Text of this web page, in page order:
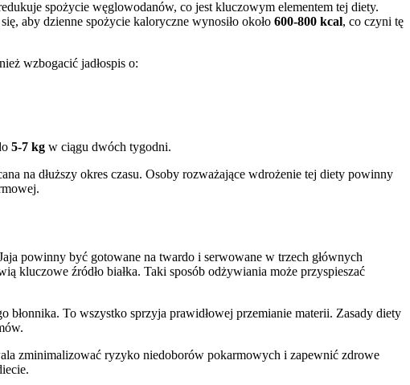
spożycie węglowodanów, co jest kluczowym elementem tej diety.
aby dzienne spożycie kaloryczne wynosiło około 600-800 kcal, co czyni tę
wzbogacić jadłospis o:
5-7 kg w ciągu dwóch tygodni.
na dłuższy okres czasu. Osoby rozważające wdrożenie tej diety powinny
powinny być gotowane na twardo i serwowane w trzech głównych
kluczowe źródło białka. Taki sposób odżywiania może przyspieszać
To wszystko sprzyja prawidłowej przemianie materii. Zasady diety
zminimalizować ryzyko niedoborów pokarmowych i zapewnić zdrowe